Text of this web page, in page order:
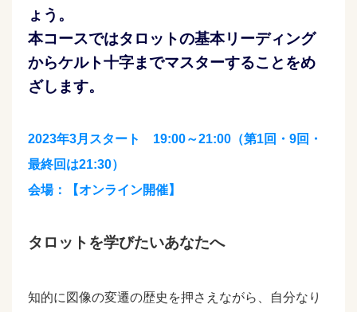
ょう。
本コースではタロットの基本リーディング
からケルト十字までマスターすることをめ
ざします。
2023年3月スタート 19:00～21:00（第1回・9回・
最終回は21:30）
会場：【オンライン開催】
タロットを学びたいあなたへ
知的に図像の変遷の歴史を押さえながら、自分なり